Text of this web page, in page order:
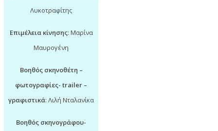
Λυκοτραφίτης
Επιμέλεια κίνησης: Μαρίνα
Μαυρογένη
Βοηθός σκηνοθέτη –
φωτογραφίες- trailer –
γραφιστικά: Λιλή Νταλανίκα
Βοηθός σκηνογράφου-